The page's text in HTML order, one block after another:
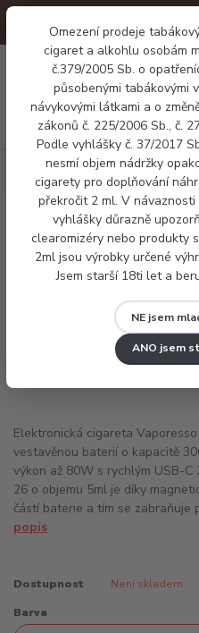
Omezení prodeje
cigaret a alkohlu osobám
č.379/2005 Sb. o
působenými tabákovými
návykovými látkami a o
zákonů č. 225/2006 Sb., č.
Podle vyhlášky č. 37/2017
nesmí objem nádržky
cigarety pro doplňování
překročit 2 ml. V
vyhlášky důrazně
clearomizéry nebo produkty
2ml jsou výrobky určené
Jsem starší 18ti let a
NE jsem
ANO jsem
Elektronické cigarety
Vaporesso GTX
Elektronická cigareta
vestavěnou baterií o kapacitě
výkon až 80W s rychlým USB-C
26 o objemu 5ml je díky
částí baterie a tím se zabraňuje
popis
Dostupnost Není skladem
Barva